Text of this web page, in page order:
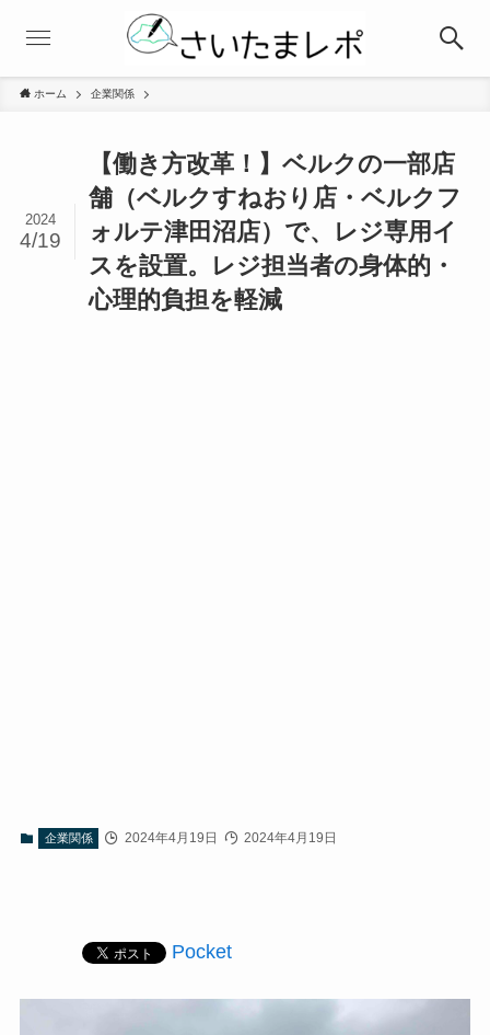
ホーム 企業関係
【働き方改革！】ベルクの一部店
舗（ベルクすねおり店・ベルクフ
ォルテ津田沼店）で、レジ専用イ
スを設置。レジ担当者の身体的・
心理的負担を軽減
2024
4/19
企業関係 2024年4月19日 2024年4月19日
Pocket